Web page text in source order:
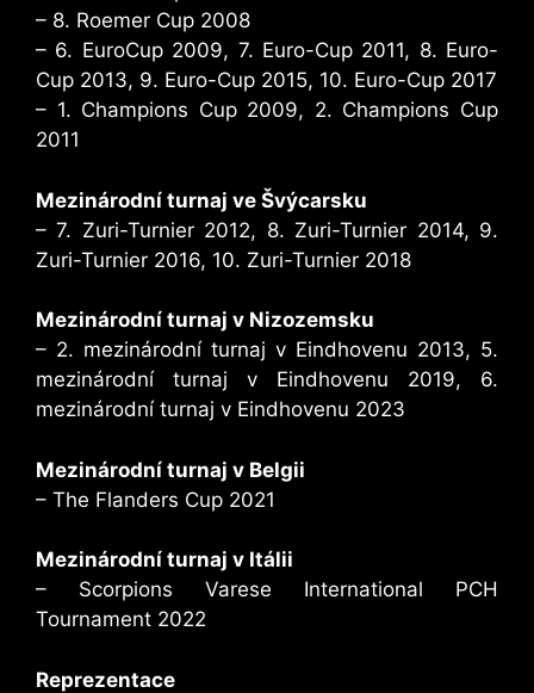
– 8. Roemer Cup 2008
– 6. EuroCup 2009, 7. Euro-Cup 2011, 8. Euro-
Cup 2013, 9. Euro-Cup 2015, 10. Euro-Cup 2017
– 1. Champions Cup 2009, 2. Champions Cup
2011
Mezinárodní turnaj ve Švýcarsku
– 7. Zuri-Turnier 2012, 8. Zuri-Turnier 2014, 9.
Zuri-Turnier 2016, 10. Zuri-Turnier 2018
Mezinárodní turnaj v Nizozemsku
– 2. mezinárodní turnaj v Eindhovenu 2013, 5.
mezinárodní turnaj v Eindhovenu 2019, 6.
mezinárodní turnaj v Eindhovenu 2023
Mezinárodní turnaj v Belgii
– The Flanders Cup 2021
Mezinárodní turnaj v Itálii
– Scorpions Varese International PCH
Tournament 2022
Reprezentace